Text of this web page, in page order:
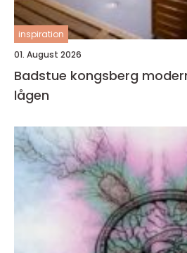
inspiration
01. August 2026
Badstue kongsberg moderne sauna ved
lågen